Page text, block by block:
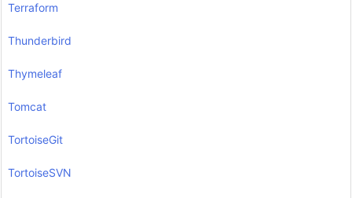
Terraform
Thunderbird
Thymeleaf
Tomcat
TortoiseGit
TortoiseSVN